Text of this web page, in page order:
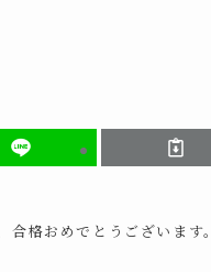
格おめでとうございます。